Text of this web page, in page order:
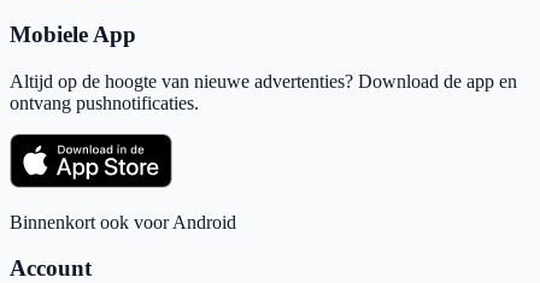
Mobiele App
Altijd op de hoogte van nieuwe advertenties? Download de app en
ontvang pushnotificaties.
Binnenkort ook voor Android
Account